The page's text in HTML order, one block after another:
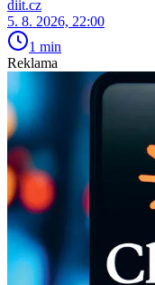
diit.cz
5. 8. 2026, 22:00
1 min
Reklama